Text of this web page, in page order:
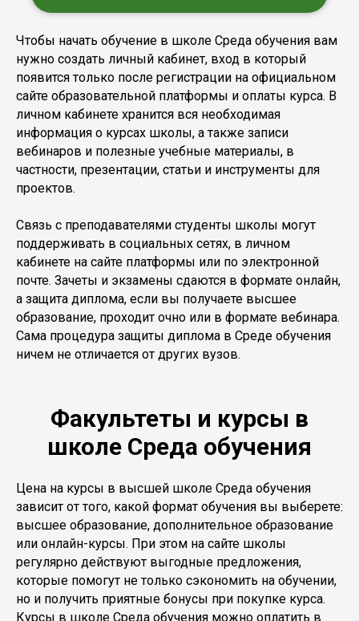
Чтобы начать обучение в школе Среда обучения вам
нужно создать личный кабинет, вход в который
появится только после регистрации на официальном
сайте образовательной платформы и оплаты курса. В
личном кабинете хранится вся необходимая
информация о курсах школы, а также записи
вебинаров и полезные учебные материалы, в
частности, презентации, статьи и инструменты для
проектов.
Связь с преподавателями студенты школы могут
поддерживать в социальных сетях, в личном
кабинете на сайте платформы или по электронной
почте. Зачеты и экзамены сдаются в формате онлайн,
а защита диплома, если вы получаете высшее
образование, проходит очно или в формате вебинара.
Сама процедура защиты диплома в Среде обучения
ничем не отличается от других вузов.
Факультеты и курсы в
школе Среда обучения
Цена на курсы в высшей школе Среда обучения
зависит от того, какой формат обучения вы выберете:
высшее образование, дополнительное образование
или онлайн-курсы. При этом на сайте школы
регулярно действуют выгодные предложения,
которые помогут не только сэкономить на обучении,
но и получить приятные бонусы при покупке курса.
Курсы в школе Среда обучения можно оплатить в